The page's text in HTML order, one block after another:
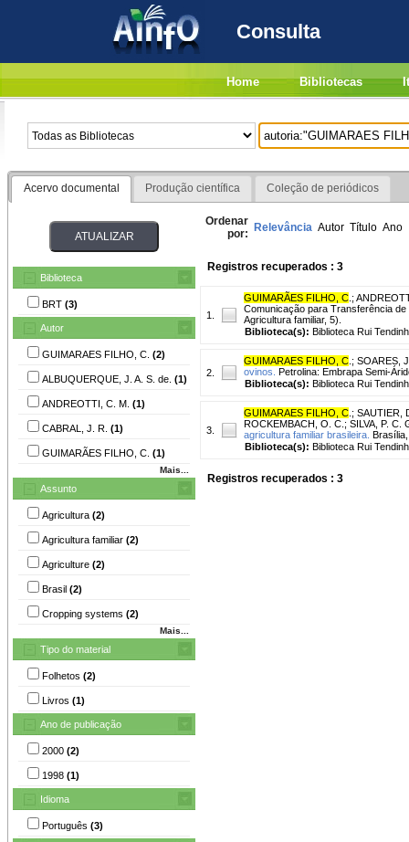
Consulta
Home Bibliotecas
Acervo documental Produção científica Coleção de periódicos
Biblioteca
BRT (3)
Autor
GUIMARAES FILHO, C. (2)
ALBUQUERQUE, J. A. S. de. (1)
ANDREOTTI, C. M. (1)
CABRAL, J. R. (1)
GUIMARÃES FILHO, C. (1)
Mais...
Assunto
Agricultura (2)
Agricultura familiar (2)
Agriculture (2)
Brasil (2)
Cropping systems (2)
Mais...
Tipo do material
Folhetos (2)
Livros (1)
Ano de publicação
2000 (2)
1998 (1)
Idioma
Português (3)
Ordenar
por: Relevância Autor Título Ano
Registros recuperados : 3
1.
GUIMARÃES FILHO, C ;
Comunicação para Transferência
Agricultura familiar, 5).
Biblioteca(s): Biblioteca Rui
2.
GUIMARAES FILHO, C ; SOARES,
ovinos. Petrolina: Embrapa Semi-
Biblioteca(s): Biblioteca Rui
3.
GUIMARAES FILHO, C ; SAUTIER,
ROCKEMBACH, O. C. ; SILVA, P. C.
agricultura familiar brasileira.
Biblioteca(s): Biblioteca Rui
Registros recuperados : 3